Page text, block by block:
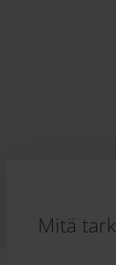
Mitä